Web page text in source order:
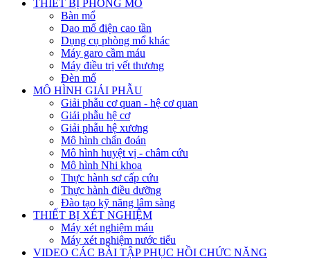
THIẾT BỊ PHÒNG MỔ
Bàn mổ
Dao mổ điện cao tần
Dụng cụ phòng mổ khác
Máy garo cầm máu
Máy điều trị vết thương
Đèn mổ
MÔ HÌNH GIẢI PHẪU
Giải phẫu cơ quan - hệ cơ quan
Giải phẫu hệ cơ
Giải phẫu hệ xương
Mô hình chẩn đoán
Mô hình huyệt vị - châm cứu
Mô hình Nhi khoa
Thực hành sơ cấp cứu
Thực hành điều dưỡng
Đào tạo kỹ năng lâm sàng
THIẾT BỊ XÉT NGHIỆM
Máy xét nghiệm máu
Máy xét nghiệm nước tiểu
VIDEO CÁC BÀI TẬP PHỤC HỒI CHỨC NĂNG